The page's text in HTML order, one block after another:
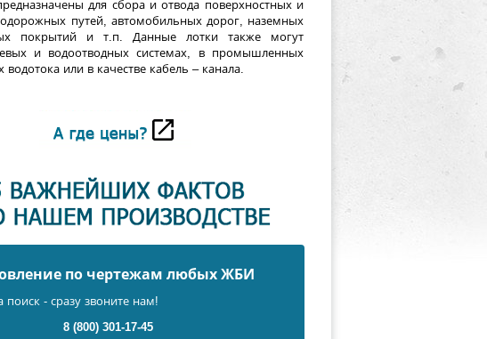
для сбора и отвода поверхностных и
путей, автомобильных дорог, наземных
покрытий и т.п. Данные лотки также могут
и водоотводных системах, в промышленных
или в качестве кабель – канала.
по чертежам любых ЖБИ
- сразу звоните нам!
8 (800) 301-17-45